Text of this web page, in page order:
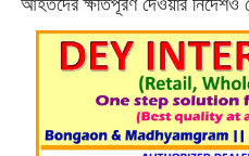
আহতদের ক্ষতিপূরণ দেওয়ার নির্দেশও